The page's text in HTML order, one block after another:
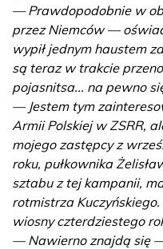
— Prawdopodobnie w
przez Niemców —
wypił jednym haustem
są teraz w trakcie
pojasnitsa... na pewno
— Jestem tym
Armii Polskiej w ZSRR,
mojego zastępcy z
roku, pułkownika
sztabu z tej kampanii,
rotmistrza
wiosny czterdziestego
— Nawierno znajdą się